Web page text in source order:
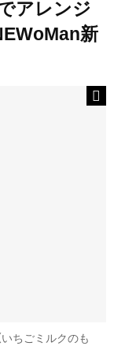
アレンジ
新
ちごミルクのも